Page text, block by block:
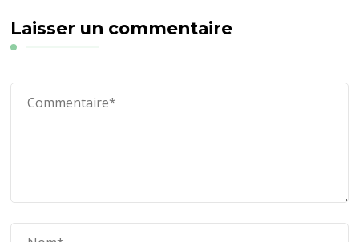
Laisser un commentaire